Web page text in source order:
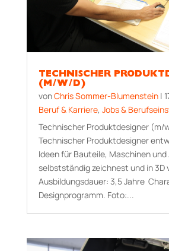
TECHNISCHER
(M/W/D)
vonChris Sommer-Blumenstein|
Beruf & Karriere, Jobs &
Technischer Produktdesigner (m/
Technischer Produktdesigner
Ideen für Bauteile, Maschinen und
selbstständig zeichnest und in 3D
Aus­bildungs­dauer: 3,5 Jahre
Designprogramm. Foto:...